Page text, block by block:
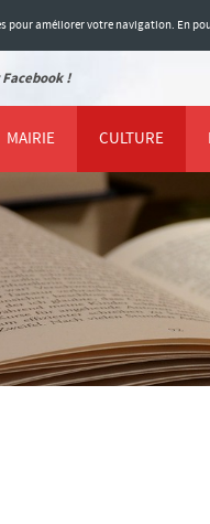
pour améliorer votre navigation. En
!
MAIRIE CULTURE